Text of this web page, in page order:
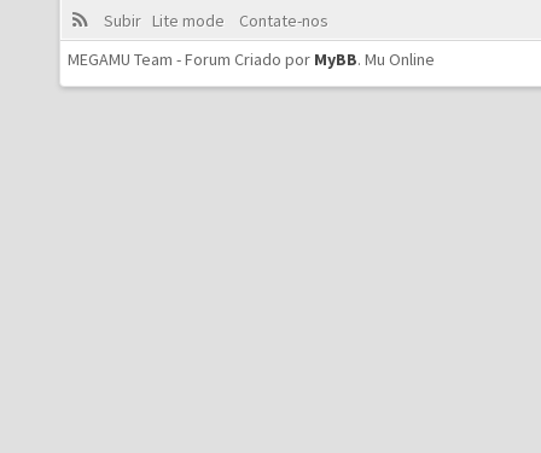
Subir Lite mode
Contate-nos
MEGAMU Team - Forum Criado por MyBB. Mu Online